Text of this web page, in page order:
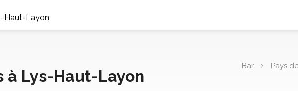
Haut-Layon
Bar Pays
à Lys-Haut-Layon